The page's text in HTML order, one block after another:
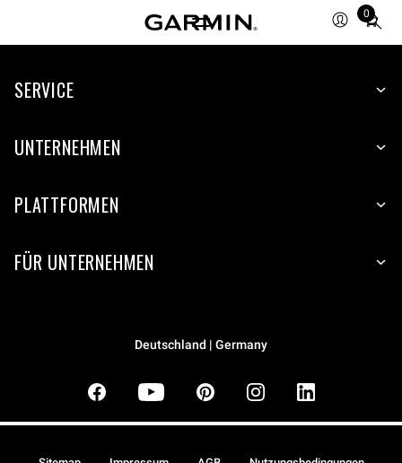
0
Total
items
cart:
SERVICE
UNTERNEHMEN
PLATTFORMEN
FÜR UNTERNEHMEN
Deutschland | Germany